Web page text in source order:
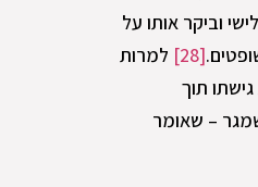
וביקר אותו על
[28]
למרות
תוך
– שאומר